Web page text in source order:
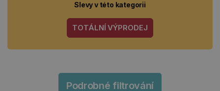
Slevy v této kategorii
TOTÁLNÍ VÝPRODEJ
Podrobné filtrování